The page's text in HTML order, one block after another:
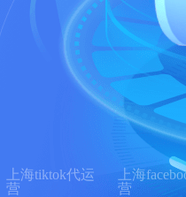
上海tiktok代运
营
上海
营